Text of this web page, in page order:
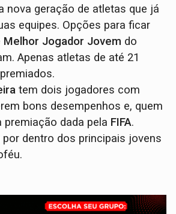
nova geração de atletas que já
equipes. Opções para ficar
Melhor Jogador Jovem do
Apenas atletas de até 21
tem dois jogadores com
bons desempenhos e, quem
dada pela FIFA.
dentro dos principais jovens